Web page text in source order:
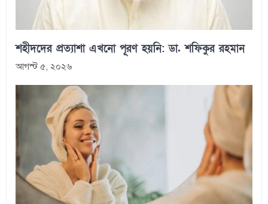
শহীদদের প্রত্যাশা এখনো পূরণ হয়নি: ডা. শফিকুর রহমান
আগস্ট ৫, ২০২৬